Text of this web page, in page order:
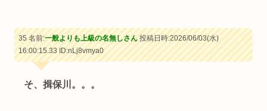
35 名前:一般よりも上級の名無しさん投稿日時:2026/06/03(水)
16:00:15.33ID:nLj8vmya0
そ、揖保川。。。